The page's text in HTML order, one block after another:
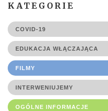
KATEGORIE
COVID-19
EDUKACJA WŁĄCZAJĄCA
FILMY
INTERWENIUJEMY
OGÓLNE INFORMACJE